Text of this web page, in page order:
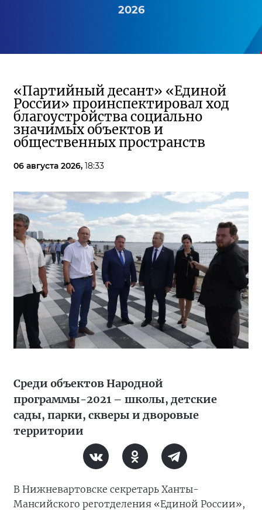
2026
«Партийный десант» «Единой
России» проинспектировал ход
благоустройства социально
значимых объектов и
общественных пространств
06 августа 2026, 18:33
Среди объектов Народной
программы-2021 – школы, детские
сады, парки, скверы и дворовые
территории
В Нижневартовске секретарь Ханты-
Мансийского реготделения «Единой России»,